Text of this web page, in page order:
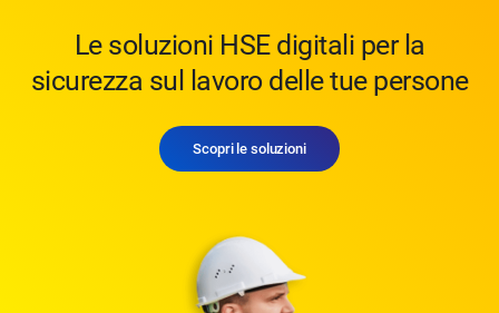
Le soluzioni HSE digitali per la
sicurezza sul lavoro delle tue persone
Scopri le soluzioni